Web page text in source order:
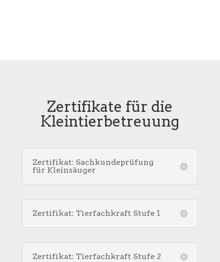
Zertifikate für die
Kleintierbetreuung
Zertifikat: Sachkundeprüfung
für Kleinsäuger
Zertifikat: Tierfachkraft Stufe 1
Zertifikat: Tierfachkraft Stufe 2